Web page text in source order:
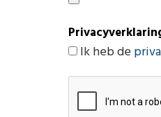
Ik heb de